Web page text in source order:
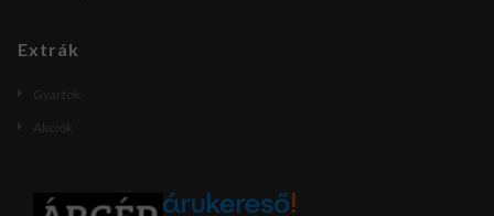
Extrák
Gyártók
Akciók